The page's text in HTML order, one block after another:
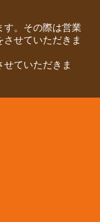
。その際は営業
せていただきま
ていただきま